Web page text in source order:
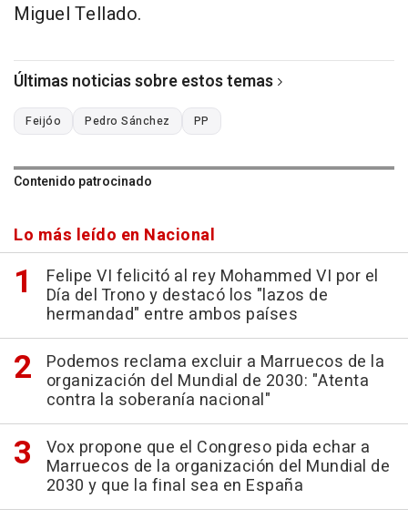
Miguel Tellado.
Últimas noticias sobre estos temas
Feijóo Pedro Sánchez PP
Contenido patrocinado
Lo más leído en Nacional
Felipe VI felicitó al rey Mohammed VI por el
Día del Trono y destacó los "lazos de
hermandad" entre ambos países
Podemos reclama excluir a Marruecos de la
organización del Mundial de 2030: "Atenta
contra la soberanía nacional"
Vox propone que el Congreso pida echar a
Marruecos de la organización del Mundial de
2030 y que la final sea en España